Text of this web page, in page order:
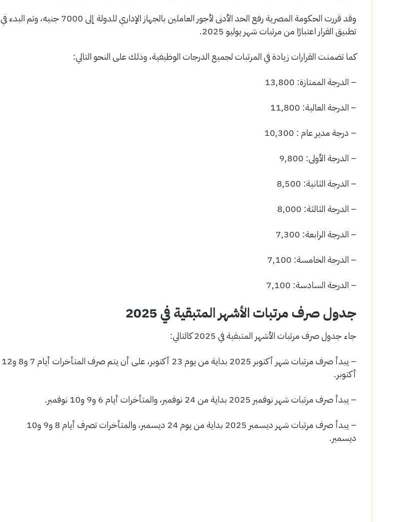
وقد قررت الحكومة المصرية رفع الحد الأدنى لأجور العاملين بالجهاز الإداري للدولة إلى 7000 جنيه، وتم البدء في
تطبيق القرار اعتبارًا من مرتبات شهر يوليو 2025.
كما تضمنت القرارات زيادة في المرتبات لجميع الدرجات الوظيفية، وذلك على النحو التالي:
– الدرجة الممتازة: 13,800
– الدرجة العالية: 11,800
– درجة مدير عام : 10,300
– الدرجة الأولى: 9,800
– الدرجة الثانية: 8,500
– الدرجة الثالثة: 8,000
– الدرجة الرابعة: 7,300
– الدرجة الخامسة: 7,100
– الدرجة السادسة: 7,100
جدول صرف مرتبات الأشهر المتبقية في 2025
جاء جدول صرف مرتبات الأشهر المتبقية في 2025 كالتالي:
– يبدأ صرف مرتبات شهر أكتوبر 2025 بداية من يوم 23 أكتوبر، على أن يتم صرف المتأخرات أيام 7 و8 و12
أكتوبر.
– يبدأ صرف مرتبات شهر نوفمبر 2025 بداية من 24 نوفمبر، والمتأخرات أيام 6 و9 و10 نوفمبر.
– يبدأ صرف مرتبات شهر ديسمبر 2025 بداية من يوم 24 ديسمبر، والمتأخرات تصرف أيام 8 و9 و10
ديسمبر.